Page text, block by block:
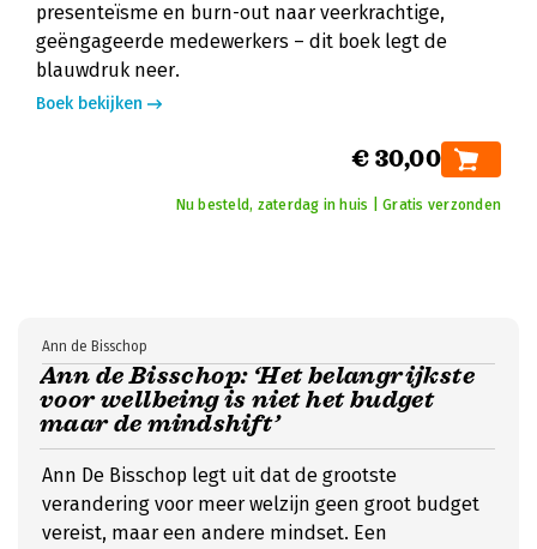
presenteïsme en burn-out naar veerkrachtige,
geëngageerde medewerkers – dit boek legt de
blauwdruk neer.
Boek bekijken
€ 30,00
Nu besteld, zaterdag in huis | Gratis verzonden
Ann de Bisschop: ‘Het belangrijkste
voor wellbeing is niet het budget
maar de mindshift’
Ann de Bisschop
Ann De Bisschop legt uit dat de grootste
verandering voor meer welzijn geen groot budget
vereist, maar een andere mindset. Een